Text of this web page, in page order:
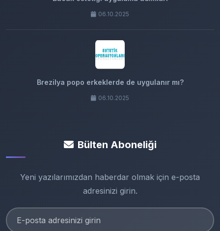
06.10.2025
Brezilya popo erkeklerde de uygulanır mı?
06.10.2025
Bülten Aboneliği
Yeni yazılarımızdan haberdar olmak için e-posta
adresinizi girin.